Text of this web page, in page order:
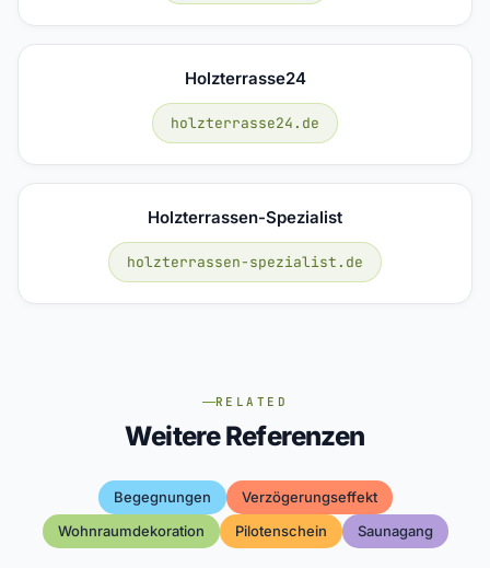
Holzterrasse24
holzterrasse24.de
Holzterrassen-Spezialist
holzterrassen-spezialist.de
RELATED
Weitere Referenzen
Begegnungen
Verzögerungseffekt
Wohnraumdekoration
Pilotenschein Saunagang